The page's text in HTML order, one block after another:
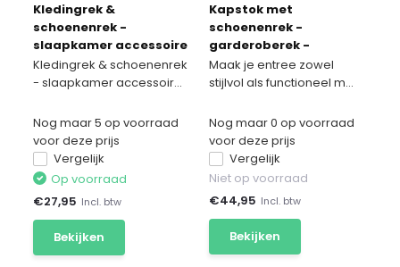
Kledingrek &
schoenenrek -
slaapkamer accessoire
- zwart
Kledingrek & schoenenrek
- slaapkamer accessoir...
Nog maar 5 op voorraad
voor deze prijs
Vergelijk
Op voorraad
€27,95 Incl. btw
Bekijken
Kapstok met
schoenenrek -
garderoberek -
66x28x190 cm - zwart
Maak je entree zowel
stijlvol als functioneel m...
Nog maar 0 op voorraad
voor deze prijs
Vergelijk
Niet op voorraad
€44,95 Incl. btw
Bekijken